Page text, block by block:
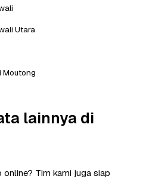
Utara
Moutong
lainnya di
Tim kami juga siap